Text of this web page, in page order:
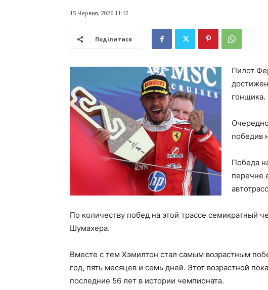
15 Червня, 2026 11:12
Поділитися
Пилот
гонщика.
победив
Победа
перечне
По количеству побед на этой трассе семикратный
Шумахера.
Вместе с тем Хэмилтон стал самым возрастным
год, пять месяцев и семь дней. Этот возрастной
последние 56 лет в истории чемпионата.